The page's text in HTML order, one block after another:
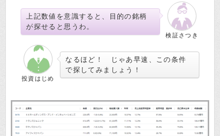
検証さつき
上記数値を意識すると、目的の銘柄
が探せると思うわ。
投資はじめ
なるほど！ じゃあ早速、この条件
で探してみましょう！